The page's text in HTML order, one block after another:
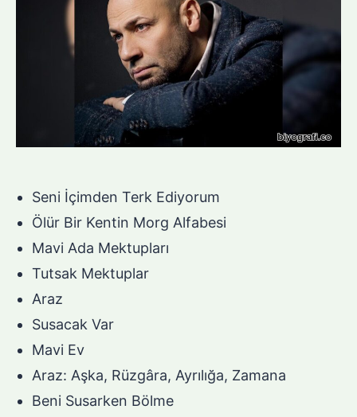
Seni İçimden Terk Ediyorum
Ölür Bir Kentin Morg Alfabesi
Mavi Ada Mektupları
Tutsak Mektuplar
Araz
Susacak Var
Mavi Ev
Araz: Aşka, Rüzgâra, Ayrılığa, Zamana
Beni Susarken Bölme